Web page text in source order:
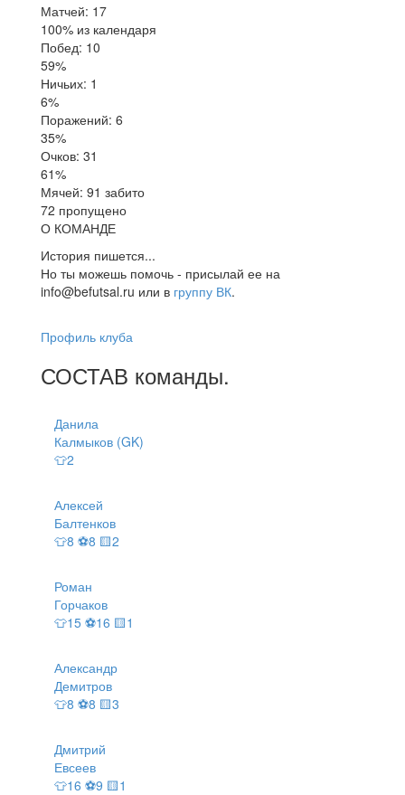
Матчей: 17
100% из календаря
Побед: 10
59%
Ничьих: 1
6%
Поражений: 6
35%
Очков: 31
61%
Мячей: 91 забито
72 пропущено
О КОМАНДЕ
История пишется...
Но ты можешь помочь - присылай ее на
info@befutsal.ru или в группу ВК.
Профиль клуба
СОСТАВ команды.
Данила
Калмыков (GK)
👕2
Алексей
Балтенков
👕8 ⚽8 🟨2
Роман
Горчаков
👕15 ⚽16 🟨1
Александр
Демитров
👕8 ⚽8 🟨3
Дмитрий
Евсеев
👕16 ⚽9 🟨1